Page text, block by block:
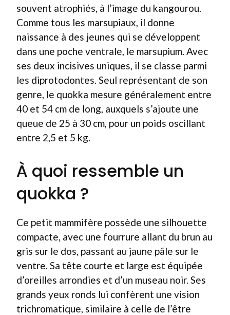
souvent atrophiés, à l’image du kangourou.
Comme tous les marsupiaux, il donne
naissance à des jeunes qui se développent
dans une poche ventrale, le marsupium. Avec
ses deux incisives uniques, il se classe parmi
les diprotodontes. Seul représentant de son
genre, le quokka mesure généralement entre
40 et 54 cm de long, auxquels s’ajoute une
queue de 25 à 30 cm, pour un poids oscillant
entre 2,5 et 5 kg.
À quoi ressemble un
quokka ?
Ce petit mammifère possède une silhouette
compacte, avec une fourrure allant du brun au
gris sur le dos, passant au jaune pâle sur le
ventre. Sa tête courte et large est équipée
d’oreilles arrondies et d’un museau noir. Ses
grands yeux ronds lui confèrent une vision
trichromatique, similaire à celle de l’être